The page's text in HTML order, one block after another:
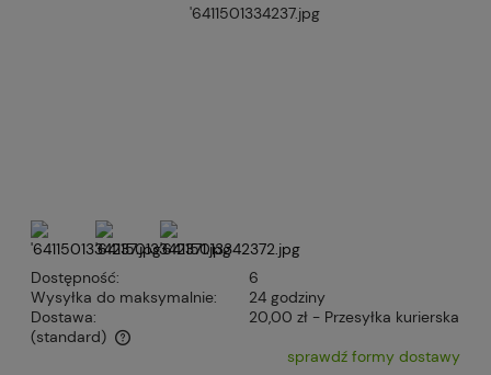
Dostępność:
6
Wysyłka do maksymalnie:
24 godziny
Dostawa:
20,00 zł - Przesyłka kurierska
(standard)
Cena nie zawiera ewentualnych kosztów płatnościsprawdź formy dostawy